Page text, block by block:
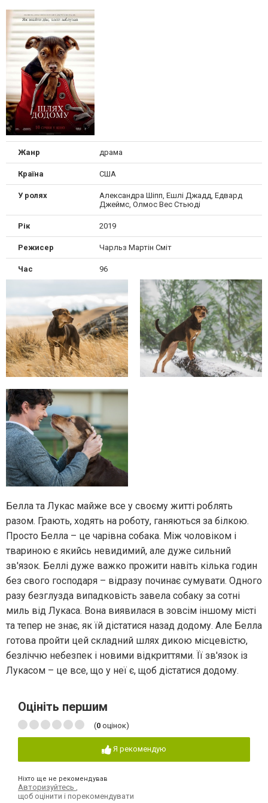
Жанр драма
Країна США
У ролях
Александра Шіпп, Ешлі Джадд, Едвард
Джеймс, Олмос Вес Стьюді
Рік 2019
Режисер Чарльз Мартін Сміт
Час 96
Белла та Лукас майже все у своєму житті роблять
разом. Грають, ходять на роботу, ганяються за білкою.
Просто Белла – це чарівна собака. Між чоловіком і
твариною є якийсь невидимий, але дуже сильний
зв'язок. Беллі дуже важко прожити навіть кілька годин
без свого господаря – відразу починає сумувати. Одного
разу безглузда випадковість завела собаку за сотні
миль від Лукаса. Вона виявилася в зовсім іншому місті
та тепер не знає, як їй дістатися назад додому. Але Белла
готова пройти цей складний шлях дикою місцевістю,
безліччю небезпек і новими відкриттями. Її зв'язок із
Лукасом – це все, що у неї є, щоб дістатися додому.
Оцініть першим
(0 оцінок)
Я рекомендую
Ніхто ще не рекомендував
Авторизуйтесь
щоб оцінити і порекомендувати